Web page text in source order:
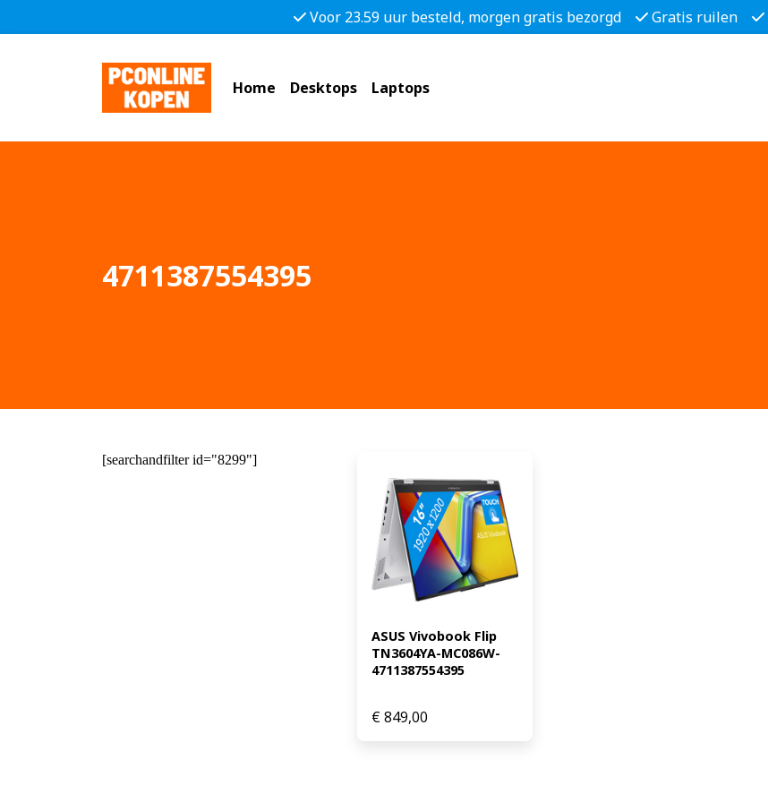
Voor 23.59 uur besteld, morgen gratis bezorgd Gratis ruilen
Home Desktops Laptops
4711387554395
[searchandfilter id="8299"]
ASUS Vivobook Flip
TN3604YA-MC086W-
4711387554395
€849,00